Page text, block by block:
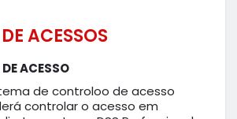
ACESSOS
ACESSO
de controloo de acesso
controlar o acesso em